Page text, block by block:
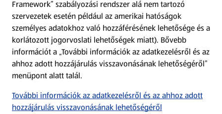
Szervizpont
(új oldalon nyílik meg)
Fedezz fel minket az interneten!
Töltsd le az ALDI Magyarország applikációt!
Framework” szabályozási rendszer alá nem tartozó
szervezetek esetén például az amerikai hatóságok
személyes adatokhoz való hozzáférésének lehetősége és a
korlátozott jogorvoslati lehetőségek miatt). Bővebb
információt a „További információk az adatkezelésről és az
ahhoz adott hozzájárulás visszavonásának lehetőségéről”
menüpont alatt talál.
További információk az adatkezelésről és az ahhoz adott
hozzájárulás visszavonásának lehetőségéről